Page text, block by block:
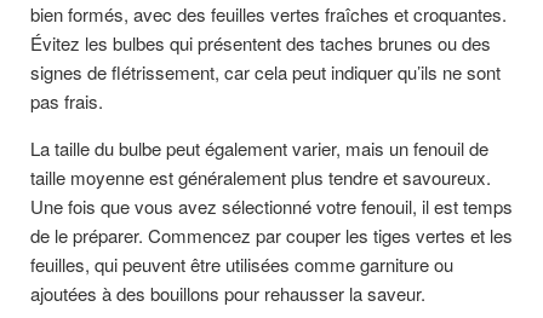
bien formés, avec des feuilles vertes fraîches et croquantes.
Évitez les bulbes qui présentent des taches brunes ou des
signes de flétrissement, car cela peut indiquer qu’ils ne sont
pas frais.
La taille du bulbe peut également varier, mais un fenouil de
taille moyenne est généralement plus tendre et savoureux.
Une fois que vous avez sélectionné votre fenouil, il est temps
de le préparer. Commencez par couper les tiges vertes et les
feuilles, qui peuvent être utilisées comme garniture ou
ajoutées à des bouillons pour rehausser la saveur.